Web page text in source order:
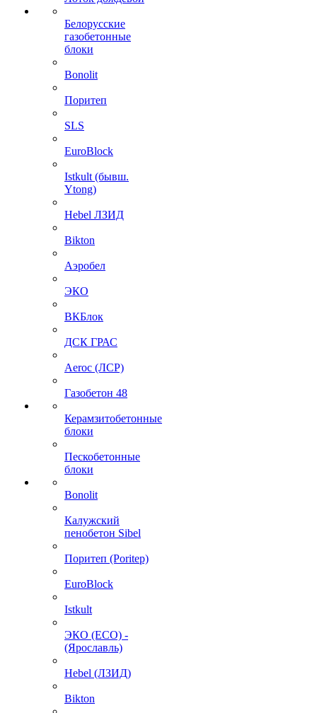
Белорусские
газобетонные
блоки
Bonolit
Поритеп
SLS
EuroBlock
Istkult (бывш.
Ytong)
Hebel ЛЗИД
Bikton
Аэробел
ЭКО
ВКБлок
ДСК ГРАС
Aeroc (ЛСР)
Газобетон 48
Керамзитобетонные
блоки
Пескобетонные
блоки
Bonolit
Калужский
пенобетон Sibel
Поритеп (Poritep)
EuroBlock
Istkult
ЭКО (ECO) -
(Ярославль)
Hebel (ЛЗИД)
Bikton